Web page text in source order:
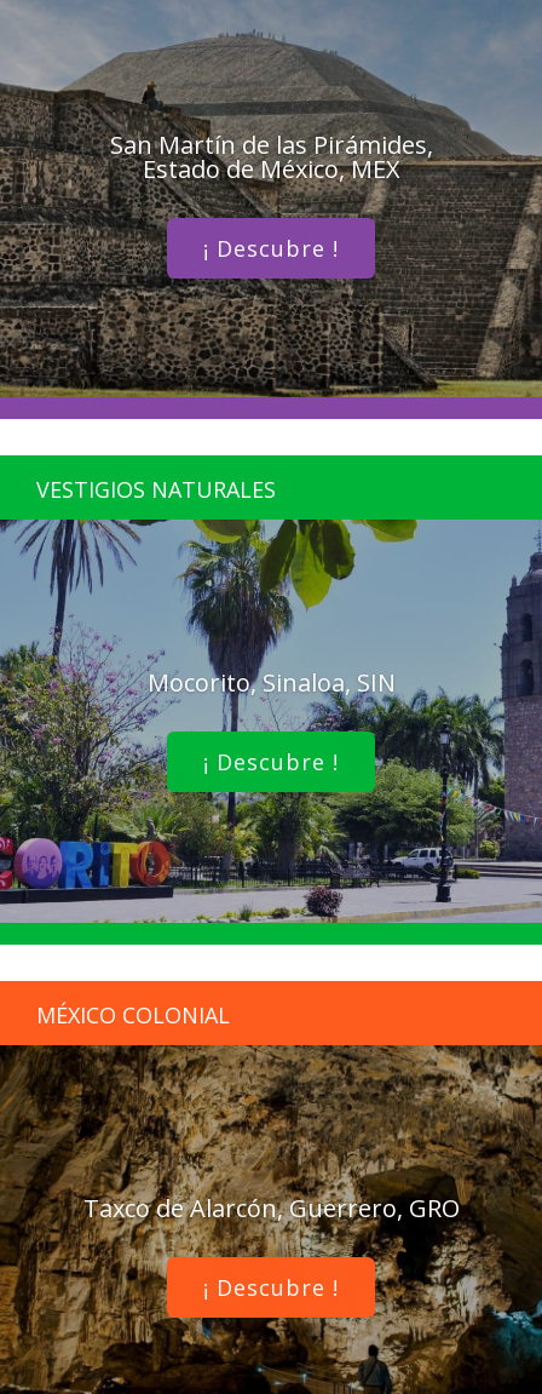
San Martín de las Pirámides,
Estado de México, MEX
¡ Descubre !
VESTIGIOS NATURALES
Mocorito, Sinaloa, SIN
¡ Descubre !
MÉXICO COLONIAL
Taxco de Alarcón, Guerrero, GRO
¡ Descubre !